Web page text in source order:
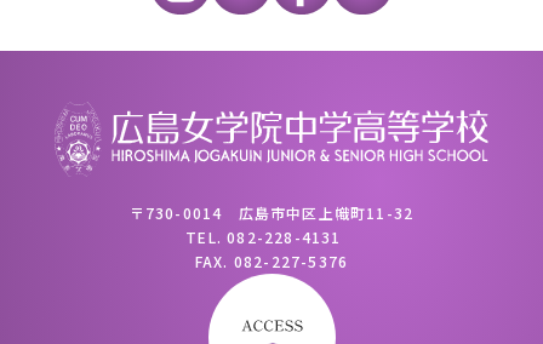
〒730-0014 広島市中区上幟町11-32
TEL.082-228-4131
FAX. 082-227-5376